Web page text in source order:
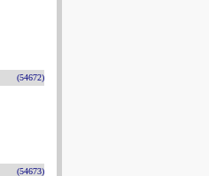
(54672)
(54673)